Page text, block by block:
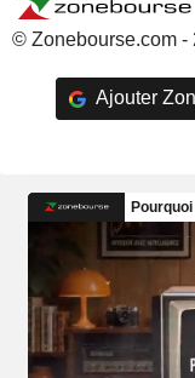
© Zonebourse.com -
Ajouter